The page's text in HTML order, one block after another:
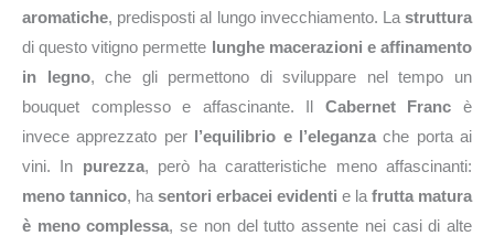
aromatiche, predisposti al lungo invecchiamento. La struttura
di questo vitigno permette lunghe macerazioni e affinamento
in legno, che gli permettono di sviluppare nel tempo un
bouquet complesso e affascinante. Il Cabernet Franc è
invece apprezzato per l’equilibrio e l’eleganzache porta ai
vini. In purezza, però ha caratteristiche meno affascinanti:
meno tannico, ha sentori erbacei evidenti e la frutta matura
è meno complessa, se non del tutto assente nei casi di alte